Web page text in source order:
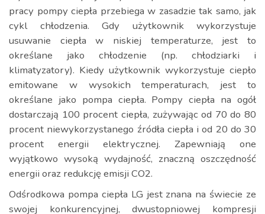
pracy pompy ciepła przebiega w zasadzie tak samo, jak
cykl chłodzenia. Gdy użytkownik wykorzystuje
usuwanie ciepła w niskiej temperaturze, jest to
określane jako chłodzenie (np. chłodziarki i
klimatyzatory). Kiedy użytkownik wykorzystuje ciepło
emitowane w wysokich temperaturach, jest to
określane jako pompa ciepła. Pompy ciepła na ogół
dostarczają 100 procent ciepła, zużywając od 70 do 80
procent niewykorzystanego źródła ciepła i od 20 do 30
procent energii elektrycznej. Zapewniają one
wyjątkowo wysoką wydajność, znaczną oszczędność
energii oraz redukcję emisji CO2.
Odśrodkowa pompa ciepła LG jest znana na świecie ze
swojej konkurencyjnej, dwustopniowej kompresji